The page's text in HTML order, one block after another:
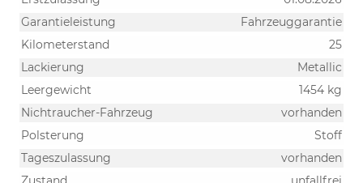
Garantieleistung
Fahrzeuggarantie
Kilometerstand
25
Lackierung
Metallic
Leergewicht
1454 kg
Nichtraucher-Fahrzeug
vorhanden
Polsterung
Stoff
Tageszulassung
vorhanden